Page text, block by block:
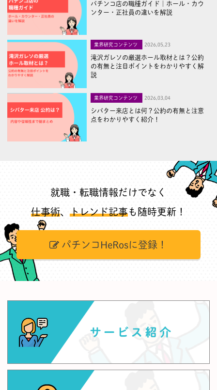
パチンコ店の職種ガイド｜ホール・カウ
ンター・正社員の違いを解説
業界研究コンテンツ 2026,05,23
滝沢ガレソの厳選ホール取材とは？公約
の有無と注目ポイントをわかりやすく解
説
業界研究コンテンツ 2026,03,04
シバター来店とは何？公約の有無と注意
点をわかりやすく紹介！
就職・転職情報だけでなく
仕事術、 トレンド記事も随時更新！
パチンコHeRosに登録！